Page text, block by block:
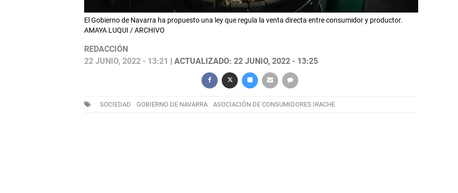
El Gobierno de Navarra ha propuesto una ley que regula la venta directa entre consumidor y productor.
AMAYA LUQUI / ARCHIVO
REDACCIÓN
22 JUNIO, 2022 - 13:21
| ACTUALIZADO: 22 JUNIO, 2022 - 13:25
SOCIEDAD GOBIERNO DE NAVARRA ASOCIACIÓN DE CONSUMIDORES IRACHE